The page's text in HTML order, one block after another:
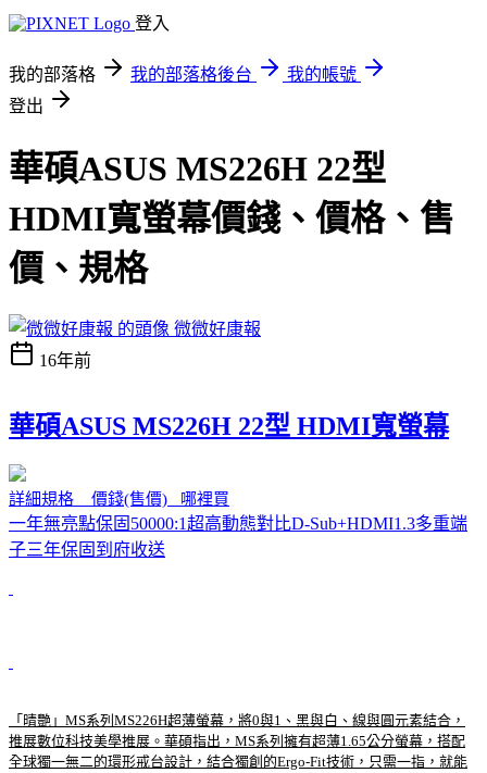
登入
我的部落格 我的部落格後台
我的帳號
登出
華碩ASUS MS226H 22型
HDMI寬螢幕價錢、價格、售
價、規格
微微好康報
16年前
華碩ASUS MS226H 22型 HDMI寬螢幕
詳細規格 價錢(售價) 哪裡買
一年無亮點保固50000:1超高動態對比D-Sub+HDMI1.3多重端
子三年保固到府收送
「晴艷」MS系列MS226H超薄螢幕，將0與1、黑與白、線與圓元素結合，
推展數位科技美學推展。華碩指出，MS系列擁有超薄1.65公分螢幕，搭配
全球獨一無二的環形戒台設計，結合獨創的Ergo-Fit技術，只需一指，就能